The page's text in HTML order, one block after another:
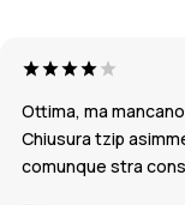
Ottima, ma
Chiusura tzip
comunque stra